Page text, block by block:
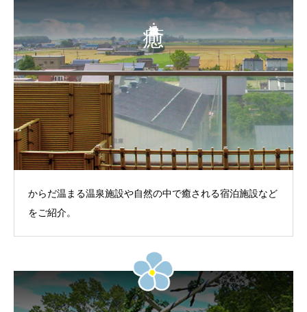
からだ温まる温泉施設や自然の中で癒される宿泊施設など
をご紹介。